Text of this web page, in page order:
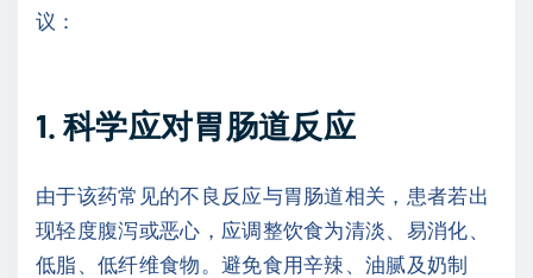
议：
1. 科学应对胃肠道反应
由于该药常见的不良反应与胃肠道相关，患者若出
现轻度腹泻或恶心，应调整饮食为清淡、易消化、
低脂、低纤维食物。避免食用辛辣、油腻及奶制